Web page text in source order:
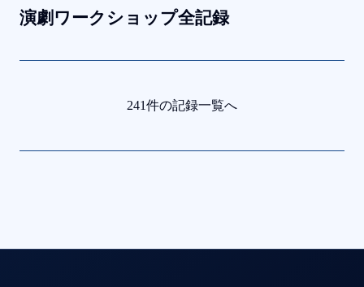
演劇ワークショップ全記録
241件の記録一覧へ